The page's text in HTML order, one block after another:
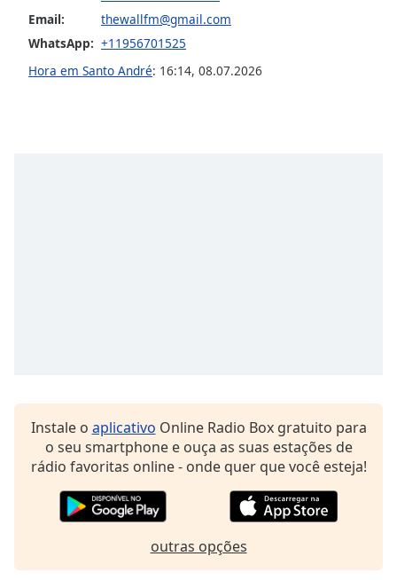
Family
Reset
Email:
thewallfm@gmail.com
WhatsApp: +11956701525
Hora em Santo André: 16:14, 08.07.2026
Instale o aplicativo Online Radio Box gratuito para
o seu smartphone e ouça as suas estações de
rádio favoritas online - onde quer que você esteja!
outras opções